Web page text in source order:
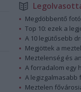
Megdöbbentő
Top 10: ezek a
A 10 legütősebb
Megjöttek a
Meztelenség és
A forradalom egy
A legizgalmasabb
Meztelen